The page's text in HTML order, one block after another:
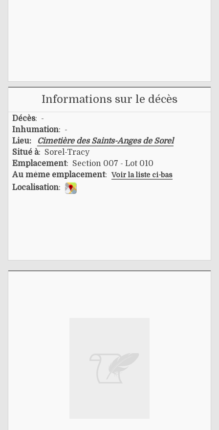
Informations sur le décès
Décès: -
Inhumation: -
Lieu:
Cimetière des Saints-Anges de Sorel
Situé à: Sorel-Tracy
Emplacement: Section 007 - Lot 010
Au même emplacement: Voir la liste ci-bas
Localisation: